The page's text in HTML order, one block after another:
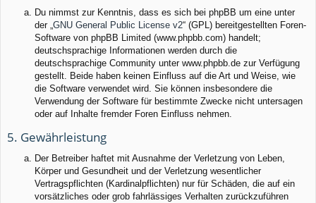
Du nimmst zur Kenntnis, dass es sich bei phpBB um eine unter
der „GNU General Public License v2“ (GPL) bereitgestellten Foren-
Software von phpBB Limited (www.phpbb.com) handelt;
deutschsprachige Informationen werden durch die
deutschsprachige Community unter www.phpbb.de zur Verfügung
gestellt. Beide haben keinen Einfluss auf die Art und Weise, wie
die Software verwendet wird. Sie können insbesondere die
Verwendung der Software für bestimmte Zwecke nicht untersagen
oder auf Inhalte fremder Foren Einfluss nehmen.
5. Gewährleistung
Der Betreiber haftet mit Ausnahme der Verletzung von Leben,
Körper und Gesundheit und der Verletzung wesentlicher
Vertragspflichten (Kardinalpflichten) nur für Schäden, die auf ein
vorsätzliches oder grob fahrlässiges Verhalten zurückzuführen